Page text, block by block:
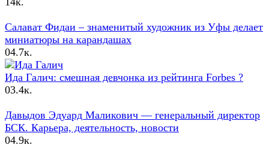
Салават Фидаи – знаменитый художник из Уфы делает
миниатюры на карандашах
04.7к.
Ида Галич: смешная девчонка из рейтинга Forbes ?
03.4к.
Давыдов Эдуард Маликович — генеральный директор
БСК. Карьера, деятельность, новости
04.9к.